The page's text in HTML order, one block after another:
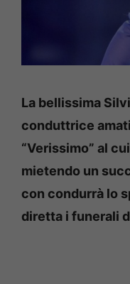
La bellissima
conduttrice
“Verissimo” al
mietendo un
con condurrà lo
diretta i funerali